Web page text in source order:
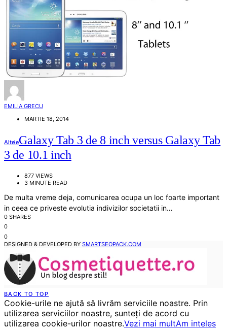
EMILIA GRECU
MARTIE 18, 2014
AlteleGalaxy Tab 3 de 8 inch versus Galaxy Tab
3 de 10.1 inch
877 VIEWS
3 MINUTE READ
De multa vreme deja, comunicarea ocupa un loc foarte important
in ceea ce priveste evolutia indivizilor societatii in…
0 SHARES
0
0
DESIGNED & DEVELOPED BY SMARTSEOPACK.COM
BACK TO TOP
Cookie-urile ne ajută să livrăm serviciile noastre. Prin
utilizarea serviciilor noastre, sunteți de acord cu
utilizarea cookie-urilor noastre.Vezi mai multAm inteles